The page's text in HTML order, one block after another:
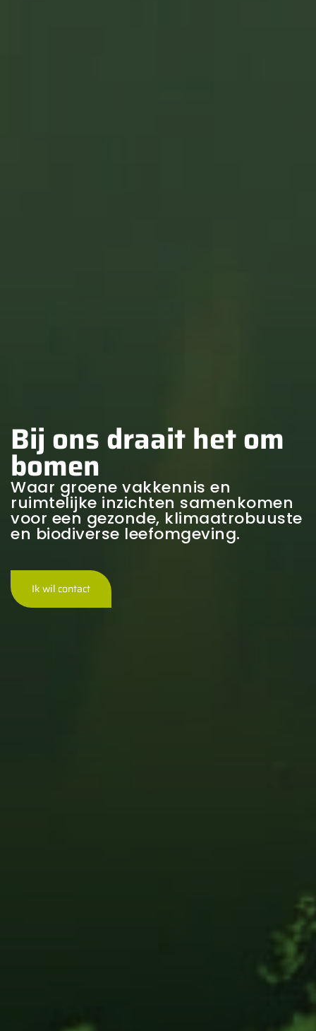
Bij ons draait het om
bomen
Waar groene vakkennis en
ruimtelijke inzichten samenkomen
voor een gezonde, klimaatrobuuste
en biodiverse leefomgeving.
Ik wil contact